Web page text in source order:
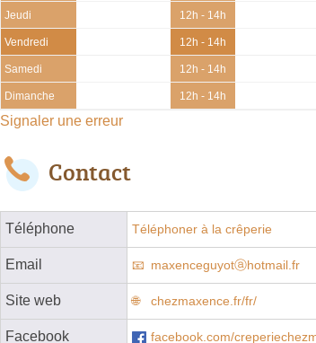
Jeudi 12h - 14h
Vendredi 12h - 14h
Samedi 12h - 14h
Dimanche 12h - 14h
Signaler une erreur
Contact
Téléphone Téléphoner à la crêperie
Email maxenceguyotⓐhotmail.fr
Site web chezmaxence.fr/fr/
Facebook facebook.com/